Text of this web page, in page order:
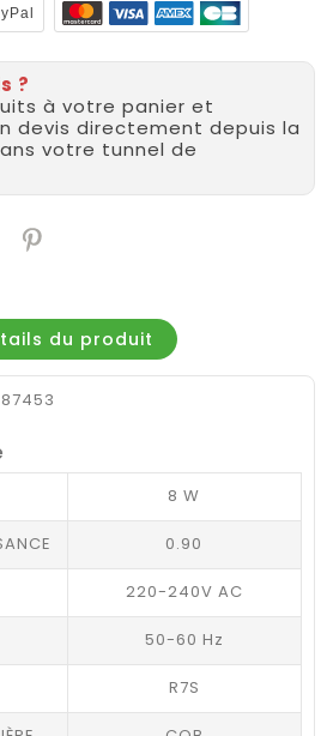
?
à votre panier et
devis directement depuis la
votre tunnel de
du produit
8 W
0.90
220-240V AC
50-60 Hz
R7S